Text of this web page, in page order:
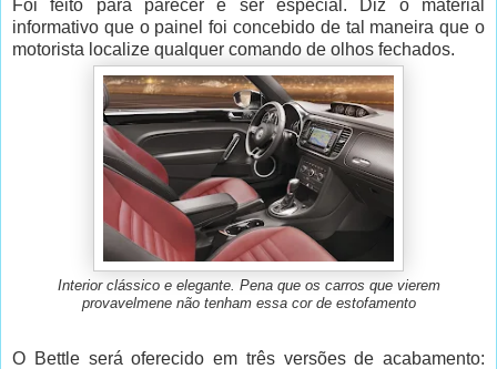
Foi feito para parecer e ser especial. Diz o material
informativo que o painel foi concebido de tal maneira que o
motorista localize qualquer comando de olhos fechados.
Interior clássico e elegante. Pena que os carros que vierem
provavelmene não tenham essa cor de estofamento
O Bettle será oferecido em três versões de acabamento: